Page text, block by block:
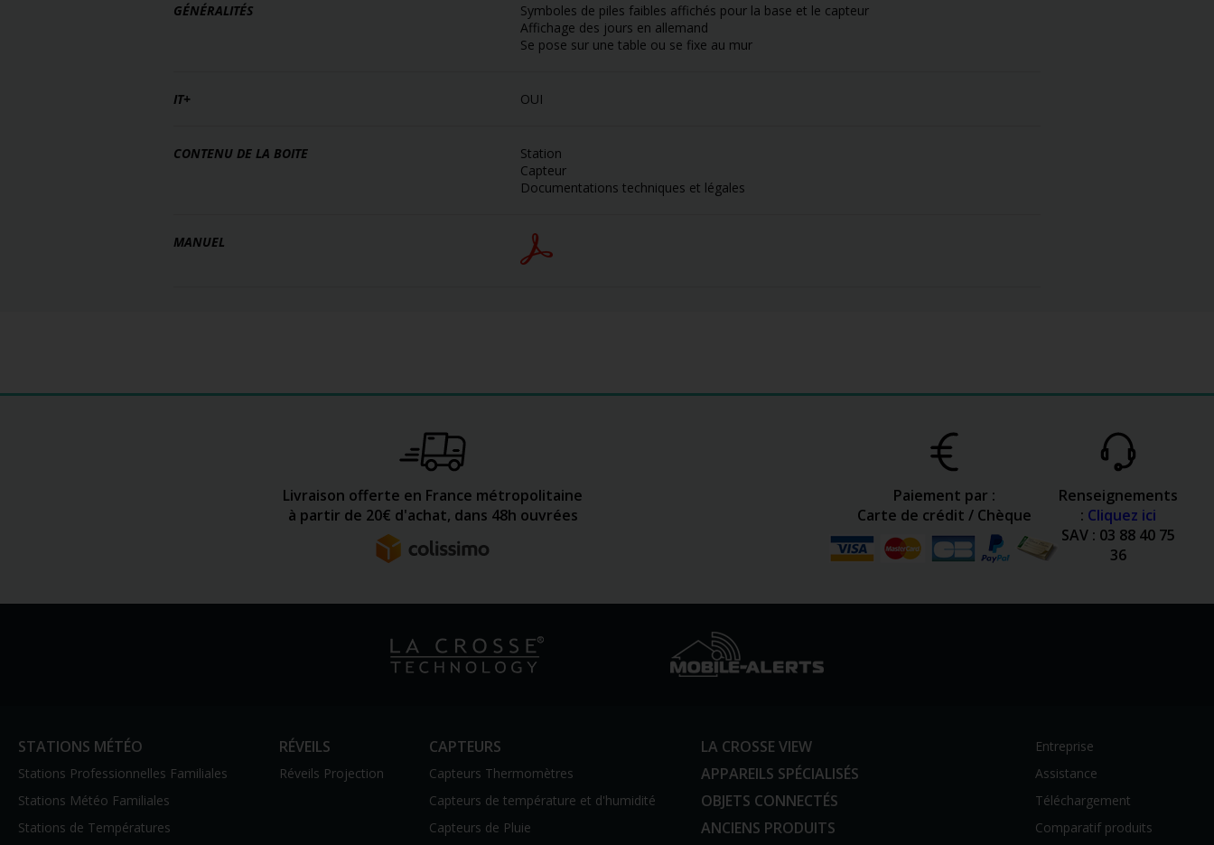
GÉNÉRALITÉS
Symboles de piles faibles affichés pour la base et le capteur
Affichage des jours en allemand
Se pose sur une table ou se fixe au mur
IT+ OUI
CONTENU DE LA BOITE
Station
Capteur
Documentations techniques et légales
MANUEL
Livraison offerte en France métropolitaine
à partir de 20€ d'achat, dans 48h ouvrées
Paiement par :
Carte de crédit / Chèque
Renseignements
: Cliquez ici
SAV : 03 88 40 75
36
STATIONS MÉTÉO
Stations Professionnelles Familiales
Stations Météo Familiales
Stations de Températures
RÉVEILS
Réveils Projection
CAPTEURS
Capteurs Thermomètres
Capteurs de température et d'humidité
Capteurs de Pluie
LA CROSSE VIEW
APPAREILS SPÉCIALISÉS
OBJETS CONNECTÉS
ANCIENS PRODUITS
Entreprise
Assistance
Téléchargement
Comparatif produits